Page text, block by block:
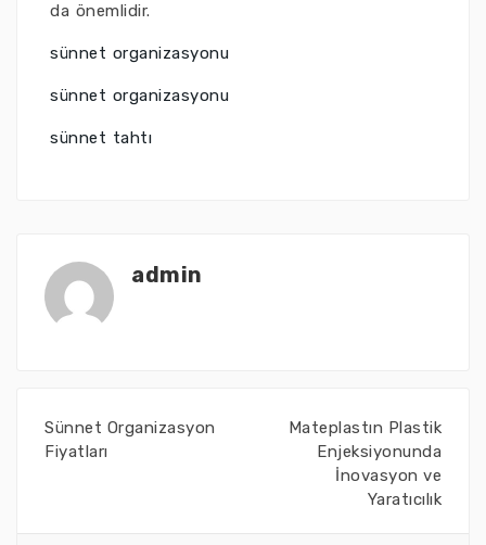
da önemlidir.
sünnet organizasyonu
sünnet organizasyonu
sünnet tahtı
admin
Sünnet Organizasyon
Fiyatları
Mateplastın Plastik
Enjeksiyonunda
İnovasyon ve
Yaratıcılık